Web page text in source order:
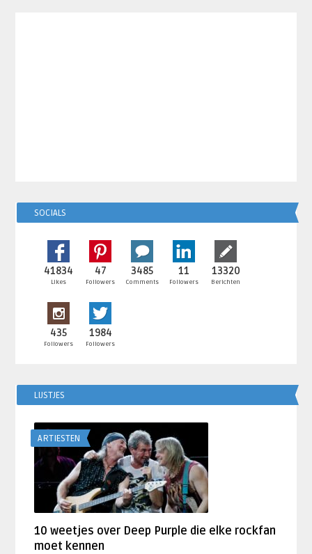
SOCIALS
41834
Likes
47
Followers
3485
Comments
11
Followers
13320
Berichten
435
Followers
1984
Followers
LIJSTJES
ARTIESTEN
10 weetjes over Deep Purple die elke rockfan
moet kennen